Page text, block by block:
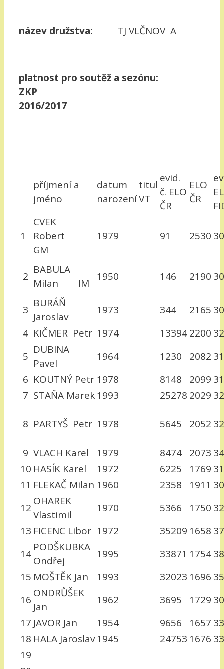
název družstva: TJ VLČNOV A
platnost pro soutěž a sezónu:
ZKP
2016/2017
příjmení a
jméno
datum
narození
titul
VT
evid.
č. ELO
ČR
ELO
ČR
1
CVEK
Robert
GM
1979 91 2530
2
BABULA
Milan IM
1950 146 2190
3
BURÁŇ
Jaroslav
1973 344 2165
4 KIČMER Petr 1974 133942200
5
DUBINA
Pavel
1964 1230 2082
6 KOUTNÝ Petr 1978 8148 2099
7 STAŇA Marek1993 25278 2029
8 PARTYŠ Petr 1978 5645 2052
9 VLACH Karel 1979 8474 2073
10 HASÍK Karel 1972 6225 1769
11 FLEKAČ Milan 1960 2358 1911
12
OHAREK
Vlastimil
1970 5366 1750
13 FICENC Libor 1972 35209 1658
14
PODŠKUBKA
Ondřej
1995 33871 1754
15 MOŠTĚK Jan 1993 32023 1696
16
ONDRŮŠEK
Jan
1962 3695 1729
17 JAVOR Jan 1954 9656 1657
18 HALA Jaroslav1945 24753 1676
19